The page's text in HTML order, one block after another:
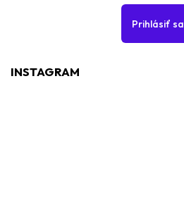
Prihlásiť sa
INSTAGRAM